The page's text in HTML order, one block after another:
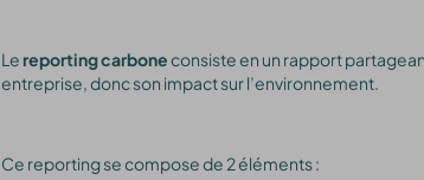
Lereporting carboneconsiste en un rapport
entreprise, donc son impact sur l’environnement.
Ce reporting se compose de 2 éléments :